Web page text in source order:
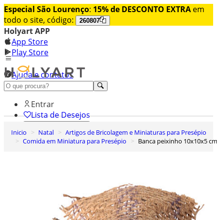
Especial São Lourenço: 15% de DESCONTO EXTRA em
todo o site, código:
260807
Holyart APP
App Store
Play Store
Ajuda e contatos
Conheça premium
Entrar
Lista de Desejos
Carrinho de Compras
Inicio Natal
Artigos de Bricolagem e Miniaturas para Presépio
Comida em Miniatura para Presépio
Banca peixinho 10x10x5 cm